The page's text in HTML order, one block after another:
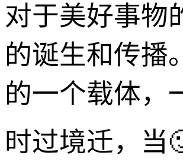
对于美好事物
的诞生和传播
的一个载体，
时过境迁，当